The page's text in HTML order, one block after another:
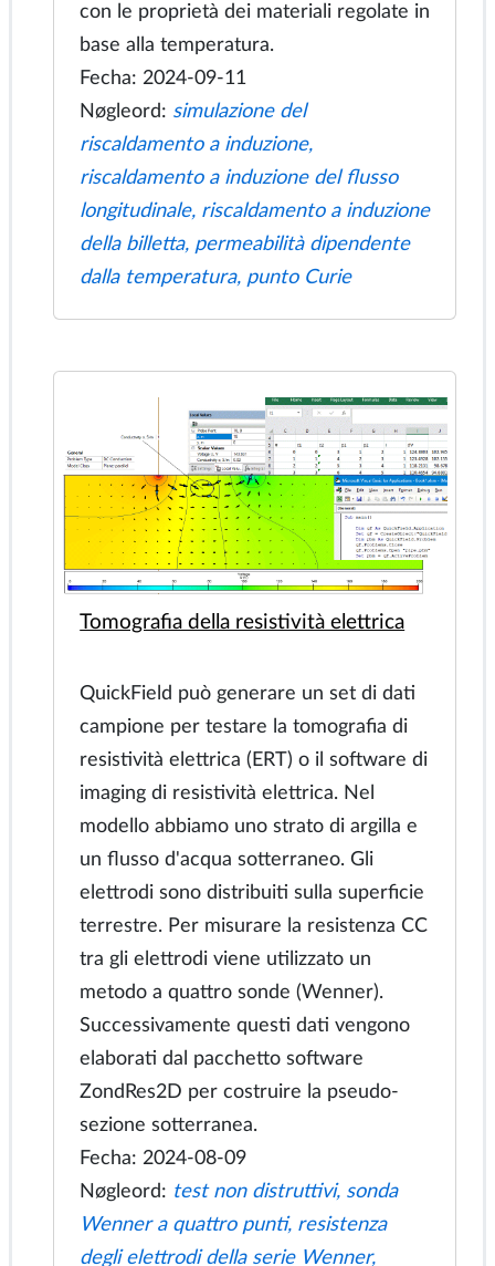
billetta dipendono fortemente dalla
temperatura. La simulazione QuickField
dei processi elettromagnetici e termici
viene eseguita utilizzando lo script
appositamente sviluppato che
automatizza l'accoppiamento multifisico
con le proprietà dei materiali regolate in
base alla temperatura.
Fecha: 2024-09-11
Nøgleord:simulazione del
riscaldamento a induzione del flusso
longitudinale, riscaldamento a induzione
della billetta, permeabilità dipendente
dalla temperatura, punto Curie
Tomografia della resistività elettrica
QuickField può generare un set di dati
campione per testare la tomografia di
resistività elettrica (ERT) o il software di
imaging di resistività elettrica. Nel
modello abbiamo uno strato di argilla e
un flusso d'acqua sotterraneo. Gli
elettrodi sono distribuiti sulla superficie
terrestre. Per misurare la resistenza CC
tra gli elettrodi viene utilizzato un
metodo a quattro sonde (Wenner).